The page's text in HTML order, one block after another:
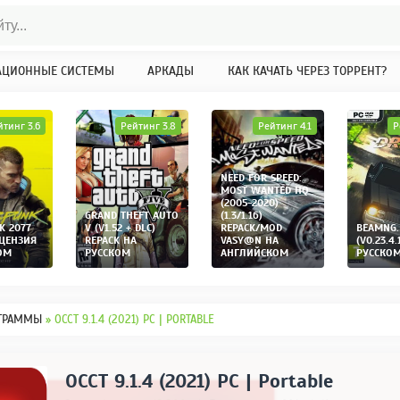
СИСТЕМЫ АРКАДЫ КАК КАЧАТЬ ЧЕРЕЗ ТОРРЕНТ?
2077
3.6
GRAND THEFT AUTO
V (V1.52 + DLC)
REPACK НА
РУССКОМ
Рейтинг 3.8
NEED FOR SPEED:
MOST WANTED HQ
(2005-2020)
(1.3/1.16)
REPACK/MOD
VASY@N НА
АНГЛИЙСКОМ
Рейтинг 4.1
» OCCT 9.1.4 (2021) PC | PORTABLE
OCCT 9.1.4 (2021) PC | Portable